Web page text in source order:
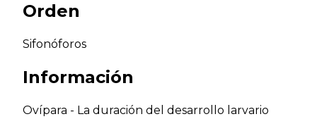
Orden
Sifonóforos
Información
Ovípara - La duración del desarrollo larvario